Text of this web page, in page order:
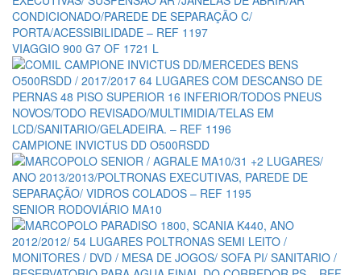
VIAGGIO 900 G7 OF 1721 L
CAMPIONE INVICTUS DD O500RSDD
SENIOR RODOVIÁRIO MA10